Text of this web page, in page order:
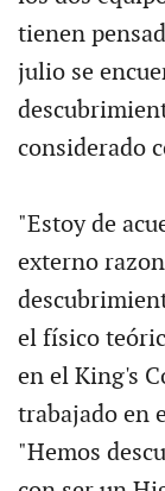
tienen
julio se
considerado
"Estoy de
externo
el físico
en el King's
trabajado en
"Hemos